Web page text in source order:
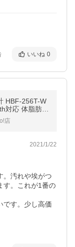
いいね 0
HBF-256T-W
店
2021/1/22
。汚れや埃がつ
す。これが1番の
です。少し高価